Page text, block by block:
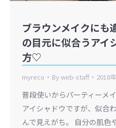
ブラウンメイクにも
の目元に似合うアイ
方♡
myreco Byweb-staff 2018
普段使いからパーティーメ
アイシャドウですが、似合
んで見えがち。 自分の肌色